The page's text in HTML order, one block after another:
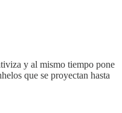
y al mismo tiempo pone
que se proyectan hasta